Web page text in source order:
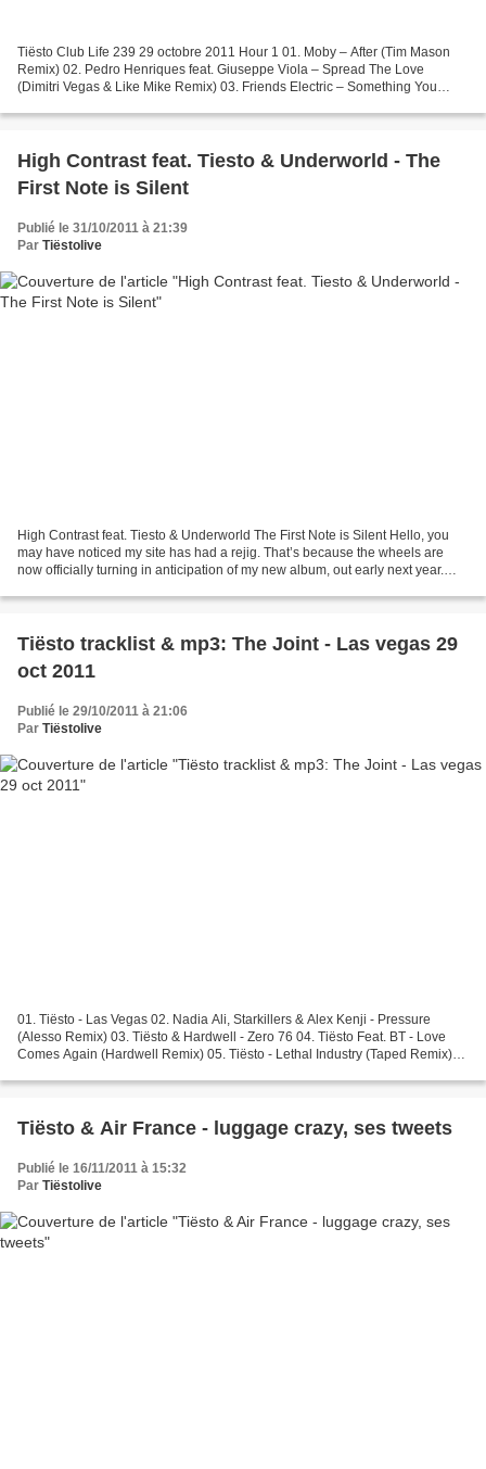
Tiësto Club Life 239 29 octobre 2011 Hour 1 01. Moby – After (Tim Mason
Remix) 02. Pedro Henriques feat. Giuseppe Viola – Spread The Love
(Dimitri Vegas & Like Mike Remix) 03. Friends Electric – Something You
High Contrast feat. Tiesto & Underworld - The
First Note is Silent
Publié le 31/10/2011 à 21:39
Par Tiëstolive
High Contrast feat. Tiesto & Underworld The First Note is Silent Hello, you
may have noticed my site has had a rejig. That’s because the wheels are
now officially turning in anticipation of my new album, out early next year.
Tiësto tracklist & mp3: The Joint - Las vegas 29
oct 2011
Publié le 29/10/2011 à 21:06
Par Tiëstolive
01. Tiësto - Las Vegas 02. Nadia Ali, Starkillers & Alex Kenji - Pressure
(Alesso Remix) 03. Tiësto & Hardwell - Zero 76 04. Tiësto Feat. BT - Love
Comes Again (Hardwell Remix) 05. Tiësto - Lethal Industry (Taped Remix)
Tiësto & Air France - luggage crazy, ses tweets
Publié le 16/11/2011 à 15:32
Par Tiëstolive